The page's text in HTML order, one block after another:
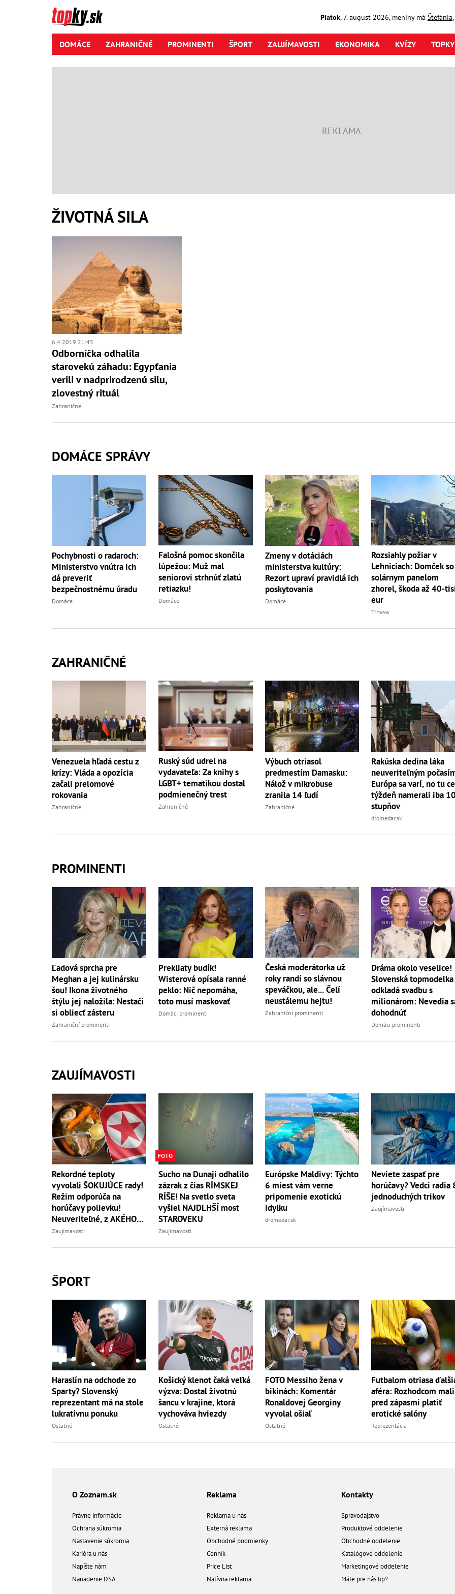
Piatok,7. august2026, meniny má Štefánia
DOMÁCE ZAHRANIČNÉ PROMINENTI ŠPORT ZAUJÍMAVOSTI EKONOMIKA KVÍZY
ŽIVOTNÁ SILA
6.4.2019 21:45
Odborníčka odhalila
starovekú záhadu: Egypťania
verili v nadprirodzenú silu,
zlovestný rituál
Zahraničné
DOMÁCE SPRÁVY
Pochybnosti o radaroch:
Ministerstvo vnútra ich
dá preveriť
bezpečnostnému úradu
Domáce
Falošná pomoc skončila
lúpežou: Muž mal
seniorovi strhnúť zlatú
retiazku!
Domáce
Zmeny v dotáciách
ministerstva kultúry:
Rezort upraví pravidlá ich
poskytovania
Domáce
Rozsiahly požiar v
Lehniciach: Domček so
solárnym panelom
zhorel, škoda až 40-
eur
Trnava
ZAHRANIČNÉ
Venezuela hľadá cestu z
krízy: Vláda a opozícia
začali prelomové
rokovania
Zahraničné
Ruský súd udrel na
vydavateľa: Za knihy s
LGBT+ tematikou dostal
podmienečný trest
Zahraničné
Výbuch otriasol
predmestím Damasku:
Nálož v mikrobuse
zranila 14 ľudí
Zahraničné
Rakúska dedina láka
neuveriteľným
Európa sa varí, no tu
týždeň namerali iba
stupňov
dromedar.sk
PROMINENTI
Ľadová sprcha pre
Meghan a jej kulinársku
šou! Ikona životného
štýlu jej naložila: Nestačí
si obliecť zásteru
Zahraniční prominenti
Prekliaty budík!
Wisterová opísala ranné
peklo: Nič nepomáha,
toto musí maskovať
Domáci prominenti
Česká moderátorka už
roky randí so slávnou
speváčkou, ale... Čelí
neustálemu hejtu!
Zahraniční prominenti
Dráma okolo veselice!
Slovenská topmodelka
odkladá svadbu s
milionárom: Nevedia
dohodnúť
Domáci prominenti
ZAUJÍMAVOSTI
Rekordné teploty
vyvolali ŠOKUJÚCE rady!
Režim odporúča na
horúčavy polievku!
Neuveriteľné, z AKÉHO
zvierata
Zaujímavosti
FOTO
Sucho na Dunaji odhalilo
zázrak z čias RÍMSKEJ
RÍŠE! Na svetlo sveta
vyšiel NAJDLHŠÍ most
STAROVEKU
Zaujímavosti
Európske Maldivy: Týchto
6 miest vám verne
pripomenie exotickú
idylku
dromedar.sk
Neviete zaspať pre
horúčavy? Vedci radia
jednoduchých trikov
Zaujímavosti
ŠPORT
Haraslín na odchode zo
Sparty? Slovenský
reprezentant má na stole
lukratívnu ponuku
Ostatné
Košický klenot čaká veľká
výzva: Dostal životnú
šancu v krajine, ktorá
vychováva hviezdy
Ostatné
FOTO Messiho žena v
bikinách: Komentár
Ronaldovej Georginy
vyvolal ošiaľ
Ostatné
Futbalom otriasa
aféra: Rozhodcom mali
pred zápasmi platiť
erotické salóny
Reprezentácia
O Zoznam.sk
Právne informácie
Ochrana súkromia
Nastavenie súkromia
Kariéra u nás
Napíšte nám
Nariadenie DSA
Reklama
Reklama u nás
Externá reklama
Obchodné podmienky
Cenník
Price List
Natívna reklama
Kontakty
Spravodajstvo
Produktové oddelenie
Obchodné oddelenie
Katalógové oddelenie
Marketingové oddelenie
Máte pre nás tip?